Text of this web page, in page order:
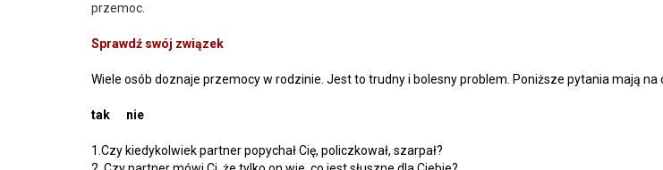
przemoc.
Sprawdź swój związek
Wiele osób doznaje przemocy w rodzinie. Jest to trudny i bolesny problem. Poniższe pytania mają
tak nie
1.Czy kiedykolwiek partner popychał Cię, policzkował, szarpał?